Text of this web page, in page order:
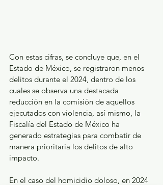
Con estas cifras, se concluye que, en el
Estado de México, se registraron menos
delitos durante el 2024, dentro de los
cuales se observa una destacada
reducción en la comisión de aquellos
ejecutados con violencia, así mismo, la
Fiscalía del Estado de México ha
generado estrategias para combatir de
manera prioritaria los delitos de alto
impacto.
En el caso del homicidio doloso, en 2024